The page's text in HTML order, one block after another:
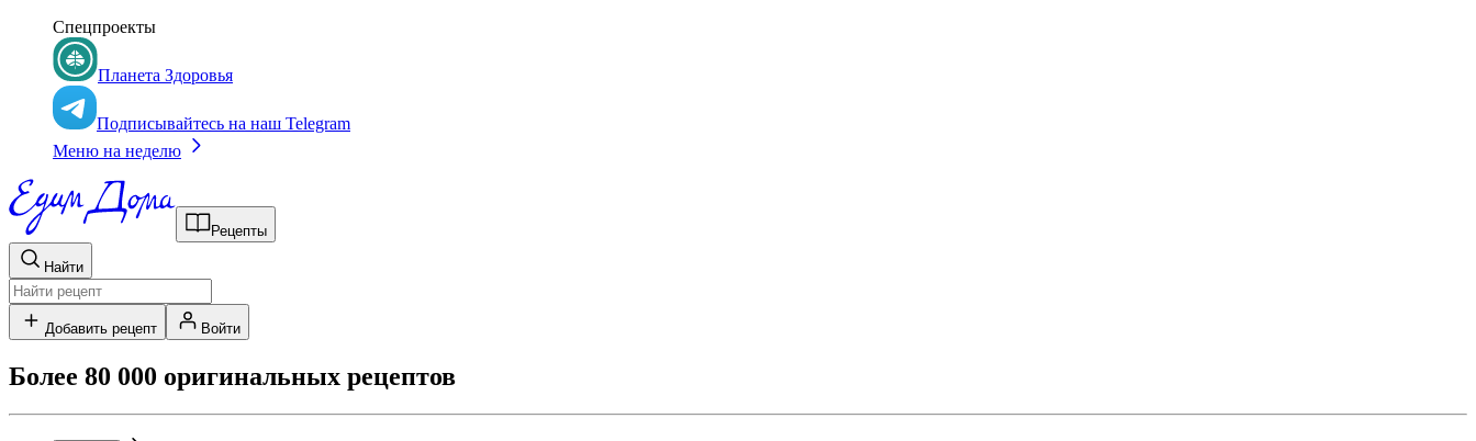
Спецпроекты
Планета Здоровья
Подписывайтесь на наш Telegram
Меню на неделю
Рецепты
Найти
Добавить рецепт Войти
Более 80 000 оригинальных рецептов